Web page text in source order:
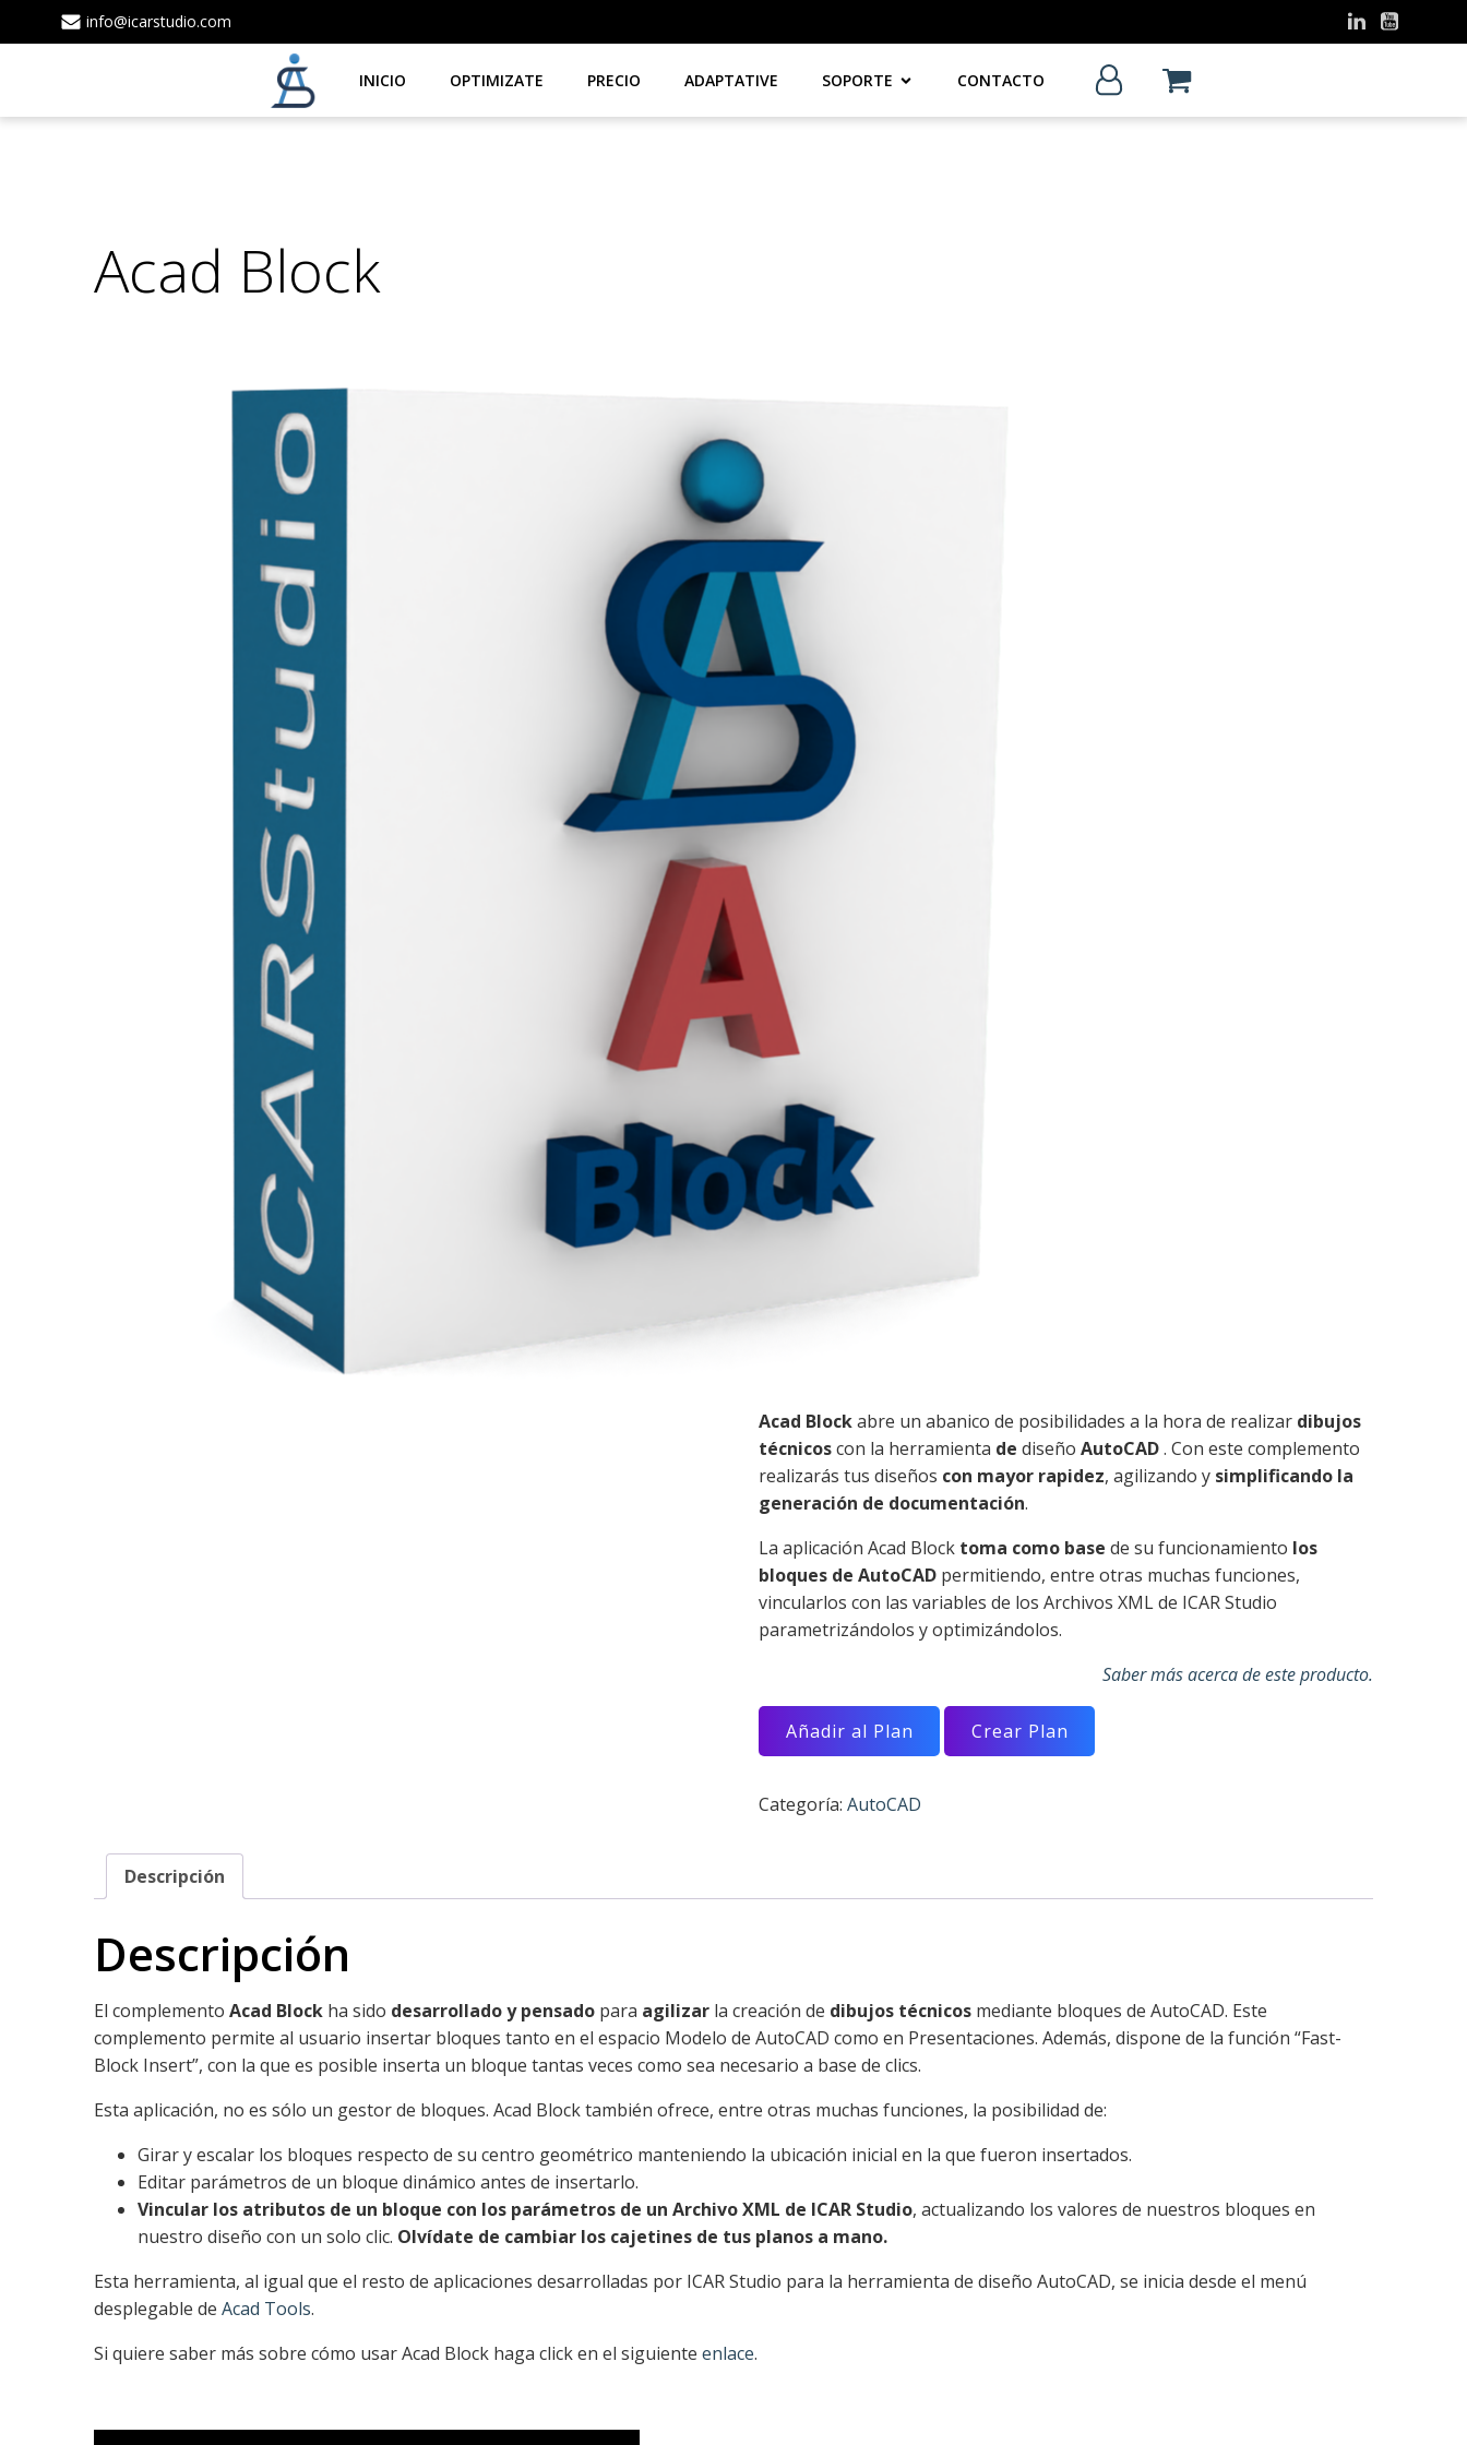
info@icarstudio.com
INICIO OPTIMIZATE PRECIO ADAPTATIVE SOPORTE CONTACTO
Acad Block
Acad Blockabre un abanico de posibilidades a la hora de realizar dibujos
técnicoscon la herramienta de diseñoAutoCAD. Con este complemento
realizarás tus diseños con mayor rapidez, agilizando y simplificando la
generación de documentación.
La aplicación Acad Block toma como base de su funcionamiento los
bloques de AutoCAD permitiendo, entre otras muchas funciones,
vincularlos con las variables de los Archivos XML de ICAR Studio
parametrizándolos y optimizándolos.
Saber más acerca de este producto.
Añadir al Plan Crear Plan
Categoría:AutoCAD
Descripción
Descripción
El complemento Acad Block ha sido desarrollado y pensado para agilizar la creación de dibujos técnicos mediante bloques de AutoCAD. Este
complemento permite al usuario insertar bloques tanto en el espacio Modelo de AutoCAD como en Presentaciones. Además, dispone de la función “Fast-
Block Insert”, con la que es posible inserta un bloque tantas veces como sea necesario a base de clics.
Esta aplicación, no es sólo un gestor de bloques. Acad Block también ofrece, entre otras muchas funciones, la posibilidad de:
Girar y escalar los bloques respecto de su centro geométrico manteniendo la ubicación inicial en la que fueron insertados.
Editar parámetros de un bloque dinámico antes de insertarlo.
Vincular los atributos de un bloque con los parámetros de un Archivo XML de ICAR Studio, actualizando los valores de nuestros bloques en
nuestro diseño con un solo clic. Olvídate de cambiar los cajetines de tus planos a mano.
Esta herramienta, al igual que el resto de aplicaciones desarrolladas por ICAR Studio para la herramienta de diseño AutoCAD, se inicia desde el menú
desplegable de Acad Tools.
Si quiere saber más sobre cómo usar Acad Block haga click en el siguiente enlace.